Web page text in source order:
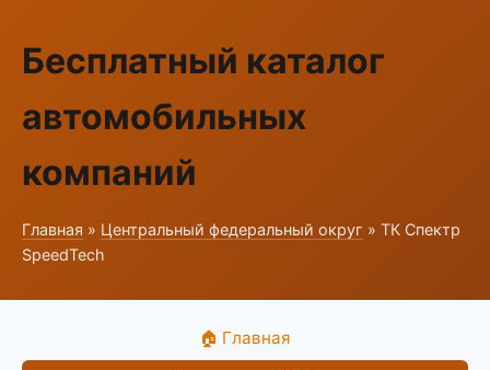
Бесплатный каталог
автомобильных
компаний
Главная » Центральный федеральный округ » ТК Спектр
SpeedTech
🏠 Главная